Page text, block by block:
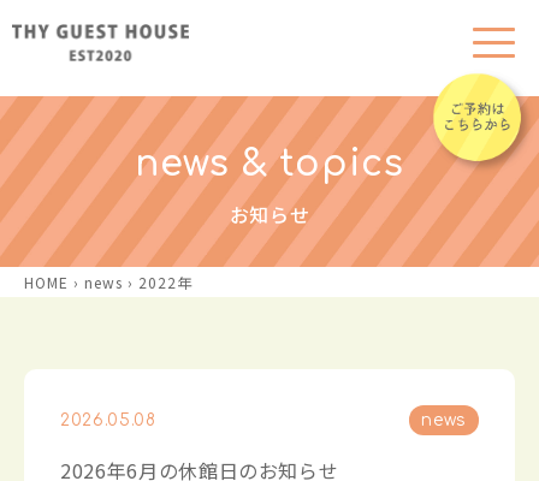
news & topics
お知らせ
HOME › news › 2022年
2026.05.08 news
2026年6月の休館日のお知らせ